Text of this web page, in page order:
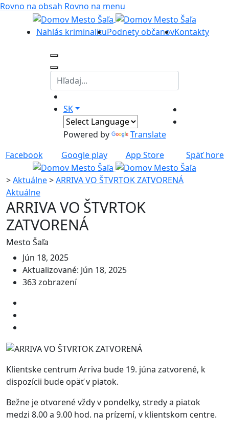
Rovno na obsah Rovno na menu
Nahlás kriminalituPodnety občanovKontakty
SK
Powered by
Translate
Facebook
Google play App Store Späť hore
>Aktuálne>ARRIVA VO ŠTVRTOK ZATVORENÁ
Aktuálne
ARRIVA VO ŠTVRTOK
ZATVORENÁ
Mesto Šaľa
Jún 18, 2025
Aktualizované: Jún 18, 2025
363 zobrazení
Klientske centrum Arriva bude 19. júna zatvorené, k
dispozícii bude opäť v piatok.
Bežne je otvorené vždy v pondelky, stredy a piatok
medzi 8.00 a 9.00 hod. na prízemí, v klientskom centre.